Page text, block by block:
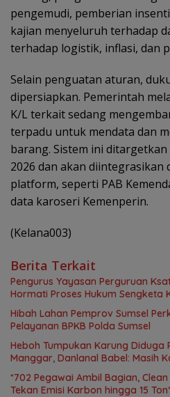
pengemudi, pemberian
kajian menyeluruh terhadap
terhadap logistik, inflasi, dan
Selain penguatan aturan,
dipersiapkan. Pemerintah
K/L terkait sedang
terpadu untuk mendata dan
barang. Sistem ini ditargetkan
2026 dan akan diintegrasikan
platform, seperti PAB
data karoseri Kemenperin.
(Kelana003)
Berita Terkait
Pengurus Yayasan Perguruan
Hormati Proses Hukum Sengketa
Hibah Lahan Pemprov Sumsel
Pelayanan BPKB Polda Sumsel
Heboh Tumpukan Karung Diduga
Manggar, Danlanal Babel: Masih
*702 Pegawai Ambil Bagian, Clean
Tekan Emisi Karbon hingga 15 Ton*